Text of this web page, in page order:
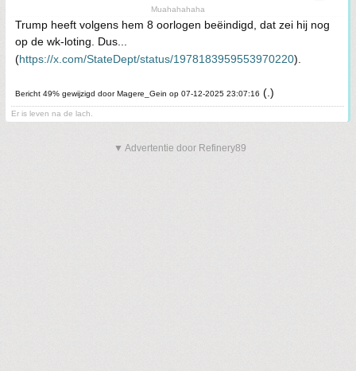
Muahahahaha
Trump heeft volgens hem 8 oorlogen beëindigd, dat zei hij nog
op de wk-loting. Dus...
(https://x.com/StateDept/status/1978183959553970220).
Bericht 49% gewijzigd door Magere_Gein op 07-12-2025 23:07:16 (.)
Er is leven na de lach.
▼ Advertentie door Refinery89